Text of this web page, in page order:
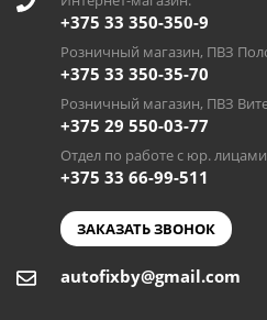
+375 33 350-350-9
Розничный магазин, ПВЗ
+375 33 350-35-70
Розничный магазин, ПВЗ
+375 29 550-03-77
Отдел по работе с юр.
+375 33 66-99-511
ЗАКАЗАТЬ ЗВОНОК
autofixby@gmail.com